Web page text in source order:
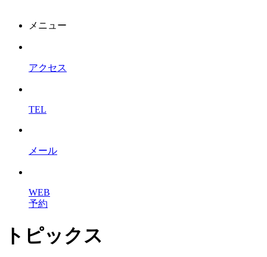
メニュー
アクセス
TEL
メール
WEB
予約
トピックス